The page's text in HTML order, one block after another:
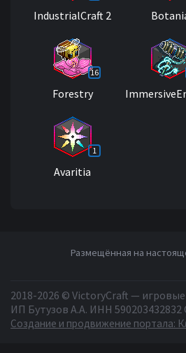
IndustrialCraft 2
Forestry
16
Avaritia
1
Размещённая на
2018-2026 © VictoryCraft —
ИП Бутузов А.А. ИНН
Создание и продвижение портала: